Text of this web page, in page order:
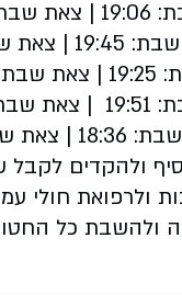
20:51
19:49
ולהקדים
ולרפואת חולי
ולהשבת כל